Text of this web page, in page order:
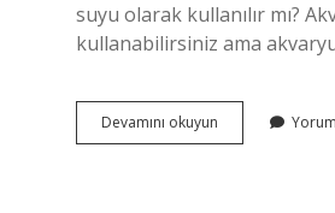
suyu olarak kullanılır mı?
kullanabilirsiniz ama
Devamını okuyun Akvaryum
Için